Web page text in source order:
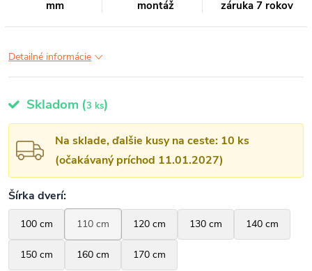
mm
montáž
záruka 7 rokov
Detailné informácie
Skladom (3 ks)
Na sklade, ďalšie kusy na ceste: 10 ks
(očakávaný príchod 11.01.2027)